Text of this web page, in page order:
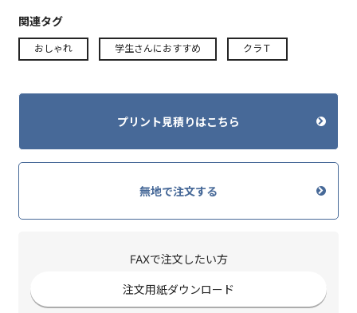
関連タグ
おしゃれ 学生さんにおすすめ クラＴ
プリント見積りはこちら
無地で注文する
FAXで注文したい方
注文用紙ダウンロード